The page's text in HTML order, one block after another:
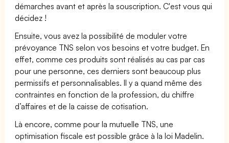
démarches avant et après la souscription. C'est vous qui
décidez !
Ensuite, vous avez la possibilité de moduler votre
prévoyance TNS selon vos besoins et votre budget. En
effet, comme ces produits sont réalisés au cas par cas
pour une personne, ces derniers sont beaucoup plus
permissifs et personnalisables. Il y a quand même des
contraintes en fonction de la profession, du chiffre
d’affaires et de la caisse de cotisation.
Là encore, comme pour la mutuelle TNS, une
optimisation fiscale est possible grâce à la loi Madelin.